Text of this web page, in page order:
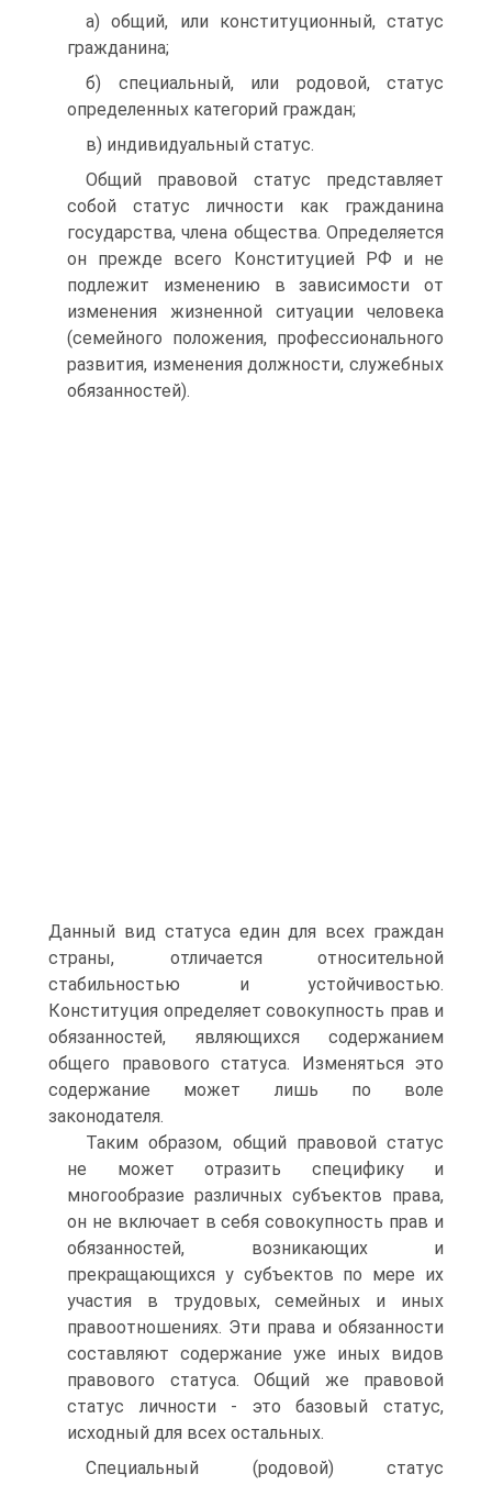
а) общий, или конституционный, статус
гражданина;
б) специальный, или родовой, статус
определенных категорий граждан;
в) индивидуальный статус.
Общий правовой статус представляет
собой статус личности как гражданина
государства, члена общества. Определяется
он прежде всего Конституцией РФ и не
подлежит изменению в зависимости от
изменения жизненной ситуации человека
(семей­ного положения, профессионального
развития, изменения долж­ности, служебных
обязанностей).
Данный вид статуса един для всех граждан
страны, отличается относительной
стабильностью и устойчивостью.
Конституция определяет совокупность прав и
обязанностей, являющихся содержанием
общего правового стату­са. Изменяться это
содержание может лишь по воле
законодателя.
Таким образом, общий правовой статус
не может отразить специфику и
многообразие различных субъектов права,
он не включает в себя совокупность прав и
обязанностей, возникаю­щих и
прекращающихся у субъектов по мере их
участия в трудо­вых, семейных и иных
правоотношениях. Эти права и обязанно­сти
составляют содержание уже иных видов
правового статуса. Общий же правовой
статус личности - это базовый статус,
исход­ный для всех остальных.
Специальный (родовой) статус